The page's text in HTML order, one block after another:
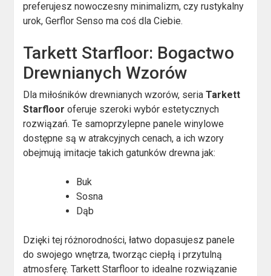
preferujesz nowoczesny minimalizm, czy rustykalny
urok, Gerflor Senso ma coś dla Ciebie.
Tarkett Starfloor: Bogactwo
Drewnianych Wzorów
Dla miłośników drewnianych wzorów, seriaTarkett
Starfloor oferuje szeroki wybór estetycznych
rozwiązań. Te samoprzylepne panele winylowe
dostępne są w atrakcyjnych cenach, a ich wzory
obejmują imitacje takich gatunków drewna jak:
Buk
Sosna
Dąb
Dzięki tej różnorodności, łatwo dopasujesz panele
do swojego wnętrza, tworząc ciepłą i przytulną
atmosferę. Tarkett Starfloor to idealne rozwiązanie